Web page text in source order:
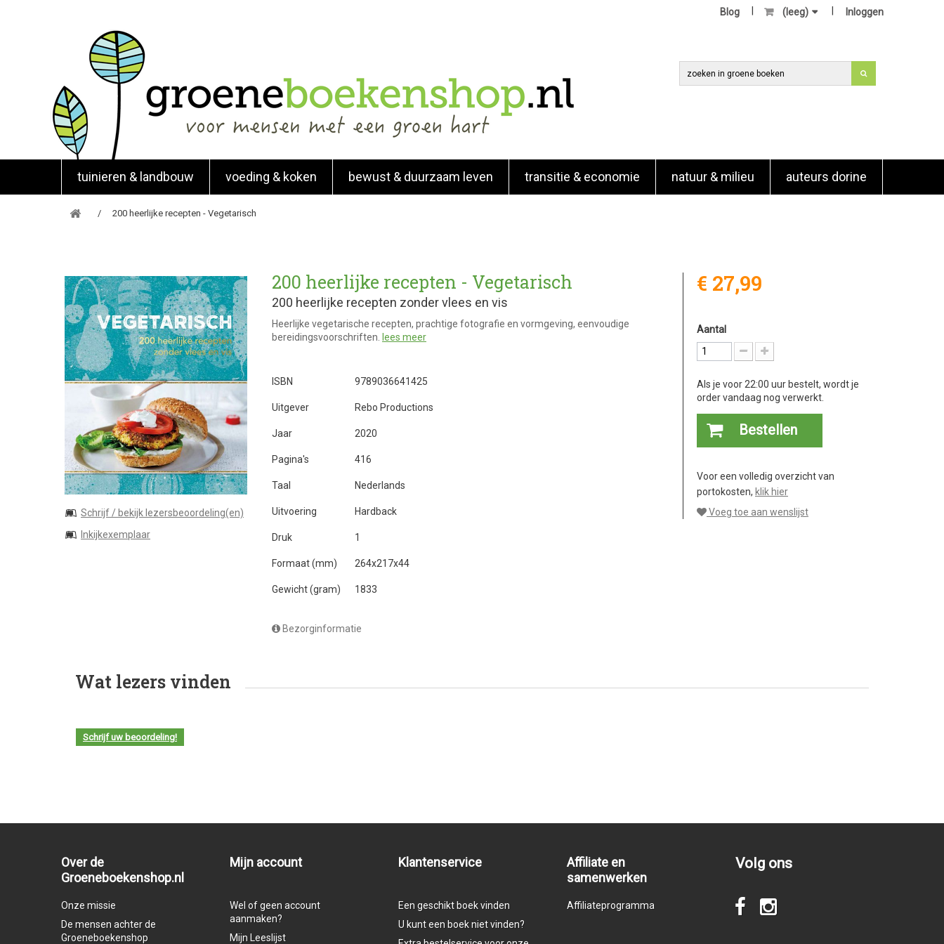
Inloggen
(leeg)
Blog
tuinieren & landbouw voeding & koken bewust & duurzaam leven transitie & economie natuur & milieu auteurs dorine
200 heerlijke recepten - Vegetarisch
Schrijf / bekijk lezersbeoordeling(en)
Inkijkexemplaar
200 heerlijke recepten - Vegetarisch
200 heerlijke recepten zonder vlees en vis
Heerlijke vegetarische recepten, prachtige fotografie en vormgeving, eenvoudige
bereidingsvoorschriften. lees meer
ISBN 9789036641425
Uitgever Rebo Productions
Jaar 2020
Pagina's 416
Taal Nederlands
Uitvoering Hardback
Druk 1
Formaat (mm) 264x217x44
Gewicht (gram) 1833
Bezorginformatie
€ 27,99
Aantal
Als je voor 22:00 uur bestelt, wordt je
order vandaag nog verwerkt.
Bestellen
Voor een volledig overzicht van
portokosten, klik hier
Voeg toe aan wenslijst
Wat lezers vinden
Schrijf uw beoordeling!
Over de
Groeneboekenshop.nl
Onze missie
De mensen achter de
Groeneboekenshop
Mijn account
Wel of geen account
aanmaken?
Mijn Leeslijst
Klantenservice
Een geschikt boek vinden
U kunt een boek niet vinden?
Affiliate en
samenwerken
Affiliateprogramma
Volg ons